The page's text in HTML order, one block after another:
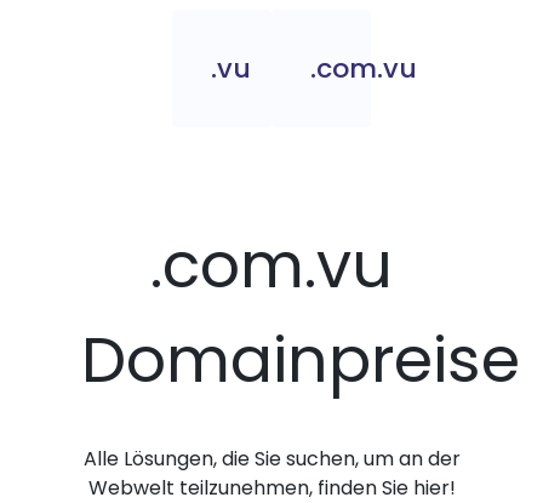
.vu .com.vu
.com.vu
Domainpreise
Alle Lösungen, die Sie suchen, um an der
Webwelt teilzunehmen, finden Sie hier!